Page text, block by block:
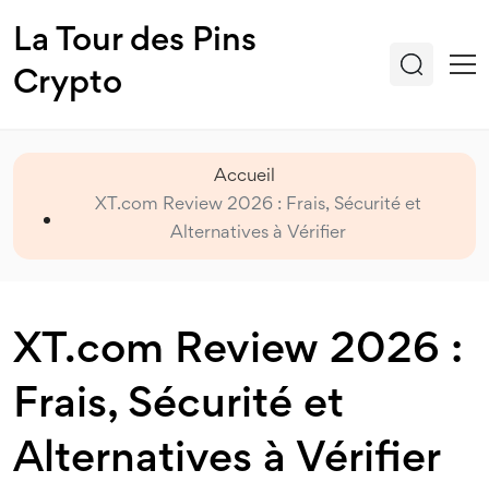
La Tour des Pins
Crypto
Accueil
XT.com Review 2026 : Frais, Sécurité et
Alternatives à Vérifier
XT.com Review 2026 :
Frais, Sécurité et
Alternatives à Vérifier